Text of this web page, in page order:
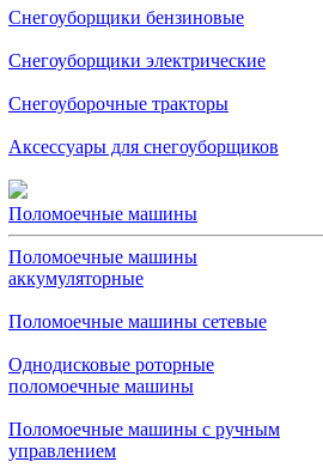
Снегоуборщики бензиновые
Снегоуборщики электрические
Снегоуборочные тракторы
Аксессуары для снегоуборщиков
Поломоечные машины
Поломоечные машины
аккумуляторные
Поломоечные машины сетевые
Однодисковые роторные
поломоечные машины
Поломоечные машины с ручным
управлением